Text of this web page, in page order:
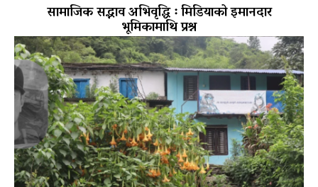
सामाजिक सद्भाव अभिवृद्धि ः मिडियाको इमानदार
भूमिकामाथि प्रश्न